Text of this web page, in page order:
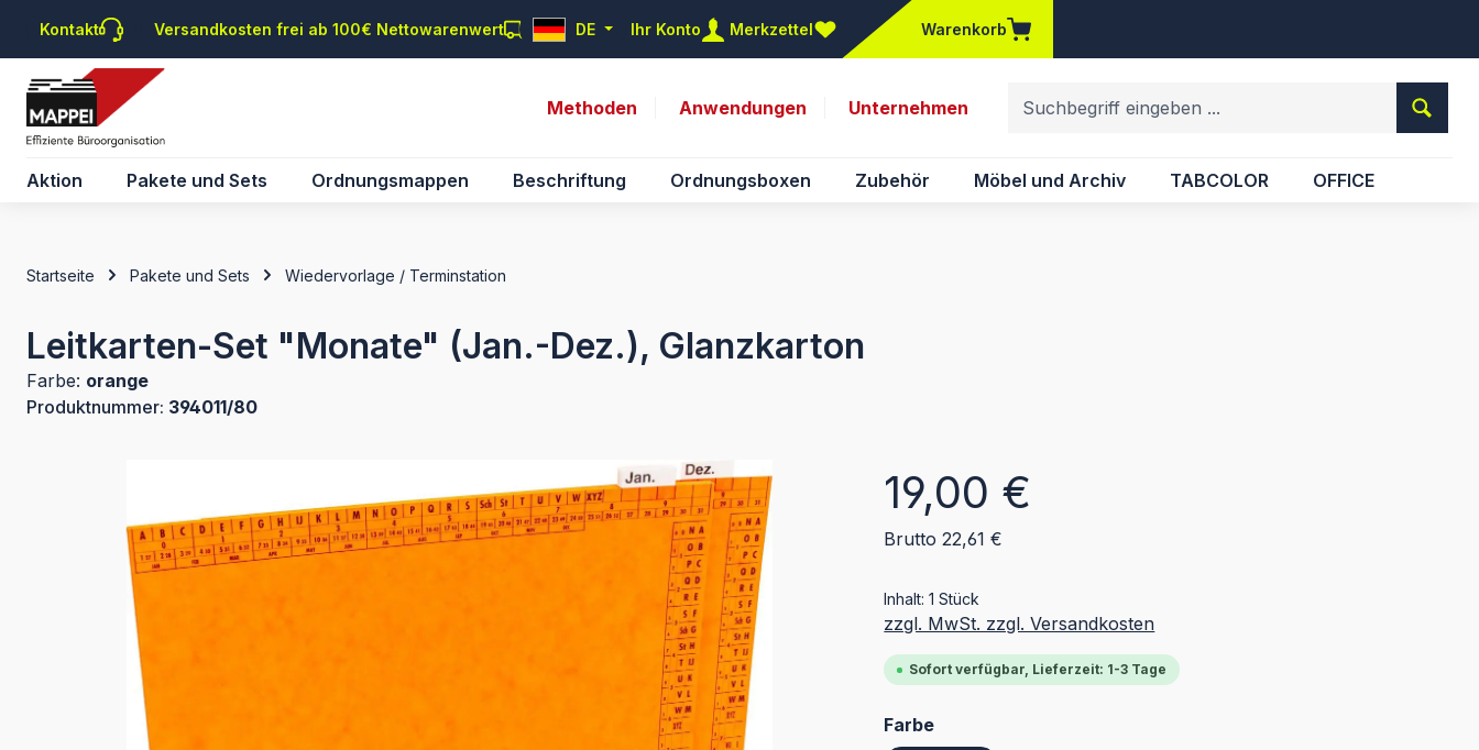
Hauptinhalt springen
Zur Suche springen
Zur Hauptnavigation springen
Kontakt Versandkosten frei ab 100€ Nettowarenwert DE Ihr Konto Merkzettel
Du hast 0 Produkte auf dem Merkzettel
Warenkorb
Methoden Anwendungen Unternehmen
Aktion Pakete und Sets Ordnungsmappen Beschriftung Ordnungsboxen Zubehör Möbel und Archiv TABCOLOR OFFICE
Startseite Pakete und Sets Wiedervorlage / Terminstation
Leitkarten-Set "Monate" (Jan.-Dez.), Glanzkarton
Farbe: orange
Produktnummer: 394011/80
Regulärer Preis:
19,00 €
Brutto 22,61 €
Inhalt:1 Stück
zzgl. MwSt. zzgl. Versandkosten
Sofort verfügbar, Lieferzeit: 1-3 Tage
Farbeauswählen